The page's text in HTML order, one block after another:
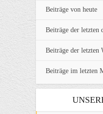
Beiträge von heute
Beiträge der letzten
Beiträge der letzten
Beiträge im letzten